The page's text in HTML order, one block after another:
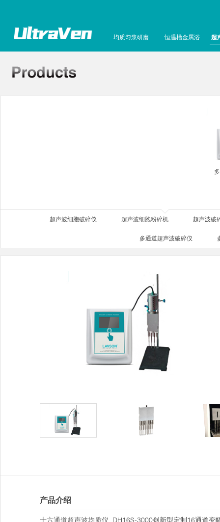
均质匀浆研磨 恒温槽金属浴 超
超声波细胞破碎仪 超声波细胞粉碎机 超声波破
多通道超声波破碎仪
产品介绍
十六通道超声波均质仪, DH16S-3000创新型定制16通道变